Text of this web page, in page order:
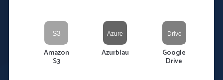
Amazon
S3
Azurblau Google
Drive